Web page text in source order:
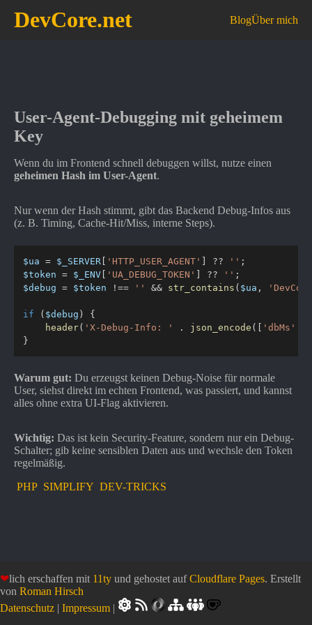
DevCore.net BlogÜber mich
User-Agent-Debugging mit geheimem
Key
Wenn du im Frontend schnell debuggen willst, nutze einen
geheimen Hash im User-Agent.
Nur wenn der Hash stimmt, gibt das Backend Debug-Infos aus
(z. B. Timing, Cache-Hit/Miss, interne Steps).
$ua = $_SERVER [ 'HTTP_USER_AGENT' ] ?? '' ;
$token = $_ENV [ 'UA_DEBUG_TOKEN' ] ?? '' ;
$debug = $token !== '' && str_contains ( $ua ,
if ( $debug )
{
header( 'X-Debug-Info: ' . json_encode ( [ 'dbMs'
}
Warum gut: Du erzeugst keinen Debug-Noise für normale
User, siehst direkt im echten Frontend, was passiert, und kannst
alles ohne extra UI-Flag aktivieren.
Wichtig: Das ist kein Security-Feature, sondern nur ein Debug-
Schalter; gib keine sensiblen Daten aus und wechsle den Token
regelmäßig.
PHP SIMPLIFY DEV-TRICKS
❤lich erschaffen mit 11ty und gehostet aufCloudflare Pages. Erstellt
von Roman Hirsch
Datenschutz | Impressum |